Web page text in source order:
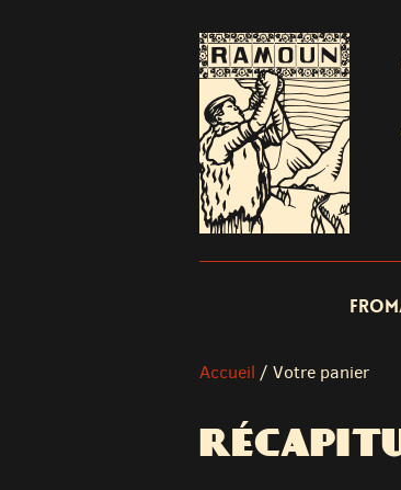
Accueil / Votre panier